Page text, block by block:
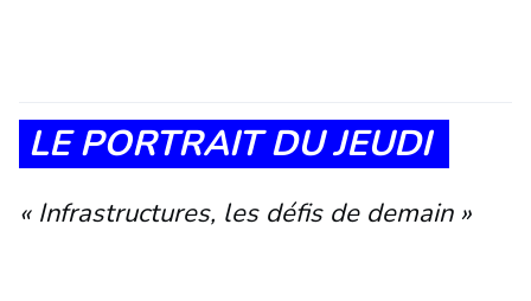
LE PORTRAIT DU JEUDI
« Infrastructures, les défis de demain »